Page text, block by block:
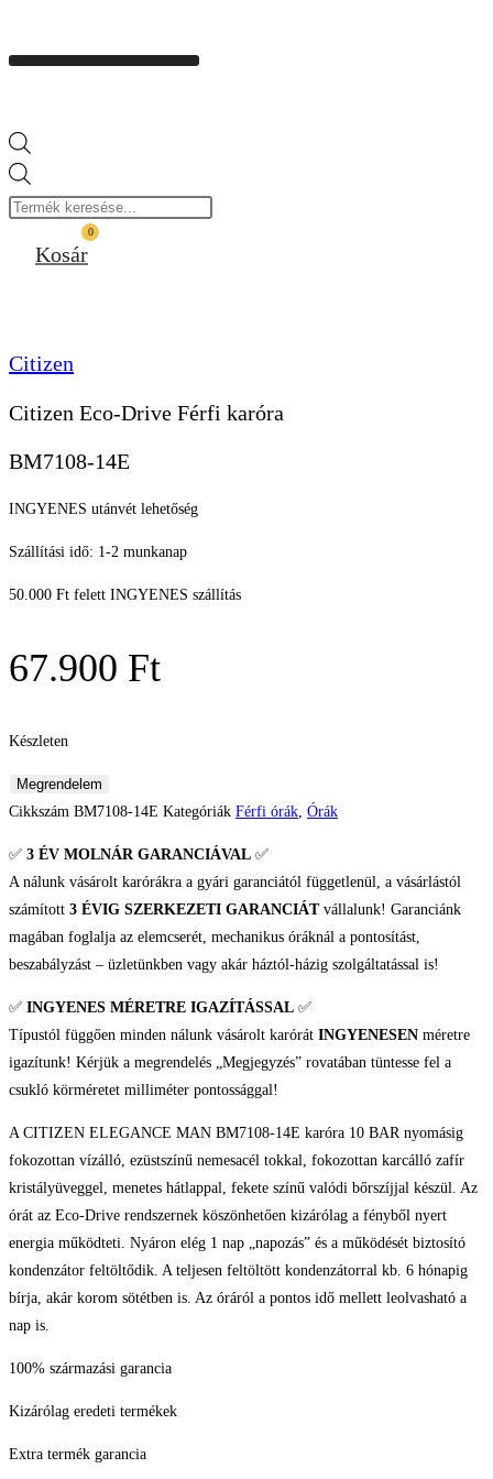
search
0
Kosár
Citizen
Citizen Eco-Drive Férfi karóra
BM7108-14E
INGYENES utánvét lehetőség
Szállítási idő: 1-2 munkanap
50.000 Ft felett INGYENES szállítás
67.900 Ft
Készleten
Citizen
Eco-
Férfi
Megrendelem
Cikkszám BM7108-14E Kategóriák Férfi órák, Órák
✅ 3 ÉV MOLNÁR GARANCIÁVAL ✅
A nálunk vásárolt karórákra a gyári garanciától függetlenül, a vásárlástól
számított 3 ÉVIG SZERKEZETI GARANCIÁTvállalunk! Garanciánk
magában foglalja az elemcserét, mechanikus óráknál a pontosítást,
beszabályzást – üzletünkben vagy akár háztól-házig szolgáltatással is!
✅ INGYENES MÉRETRE IGAZÍTÁSSAL ✅
Típustól függően minden nálunk vásárolt karórát INGYENESEN méretre
igazítunk! Kérjük a megrendelés „Megjegyzés” rovatában tüntesse fel a
csukló körméretet milliméter pontossággal!
A CITIZEN ELEGANCE MAN BM7108-14E karóra 10 BAR nyomásig
fokozottan vízálló, ezüstszínű nemesacél tokkal, fokozottan karcálló zafír
kristályüveggel, menetes hátlappal, fekete színű valódi bőrszíjjal készül. Az
órát az Eco-Drive rendszernek köszönhetően kizárólag a fényből nyert
energia működteti. Nyáron elég 1 nap „napozás” és a működését biztosító
kondenzátor feltöltődik. A teljesen feltöltött kondenzátorral kb. 6 hónapig
bírja, akár korom sötétben is. Az óráról a pontos idő mellett leolvasható a
nap is.
100% származási garancia
Kizárólag eredeti termékek
Extra termék garancia